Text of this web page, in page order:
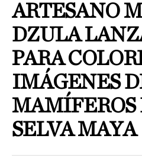
ARTESANO
DZULA
PARA
IMÁGENES
MAMÍFEROS
SELVA MAYA